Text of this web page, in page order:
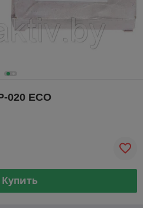
020 ECO
Купить